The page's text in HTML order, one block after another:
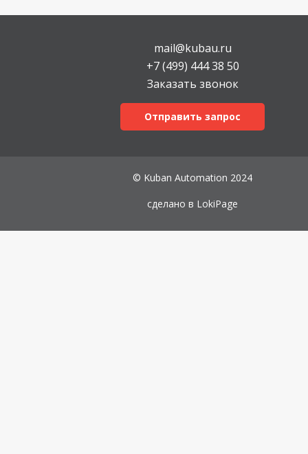
mail@kubau.ru
+7 (499) 444 38 50
Заказать звонок
Отправить запрос
© Kuban Automation 2024
сделано в LokiPage